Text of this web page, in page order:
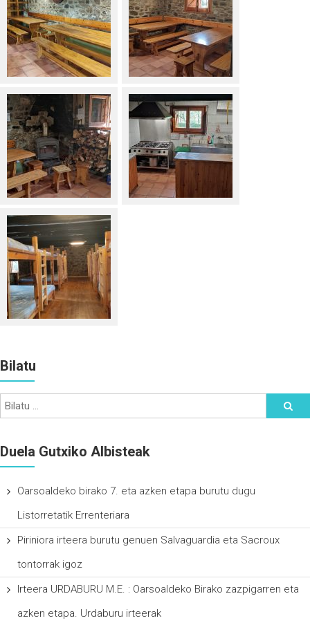
Bilatu
Duela Gutxiko Albisteak
Oarsoaldeko birako 7. eta azken etapa burutu dugu
Listorretatik Errenteriara
Piriniora irteera burutu genuen Salvaguardia eta Sacroux
tontorrak igoz
Irteera URDABURU M.E. : Oarsoaldeko Birako zazpigarren eta
azken etapa. Urdaburu irteerak